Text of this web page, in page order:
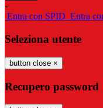
-
Entra con SPID Entra
Seleziona utente
button close ×
Recupero password